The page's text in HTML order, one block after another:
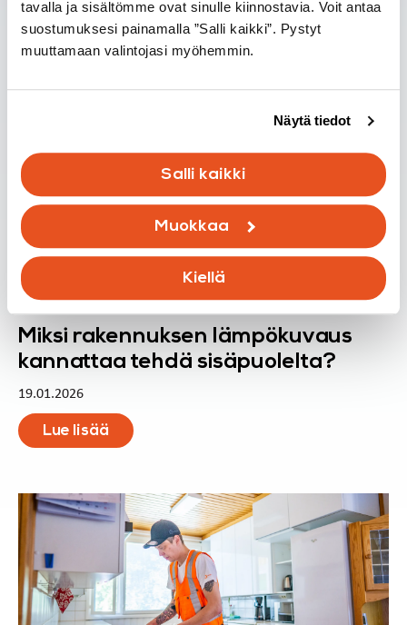
tavalla ja sisältömme ovat sinulle kiinnostavia. Voit antaa
suostumuksesi painamalla ”Salli kaikki”. Pystyt
muuttamaan valintojasi myöhemmin.
Näytä tiedot
Salli kaikki
Muokkaa
Kiellä
15.03.2026
Miksi rakennuksen lämpökuvaus
kannattaa tehdä sisäpuolelta?
19.01.2026
Lue lisää